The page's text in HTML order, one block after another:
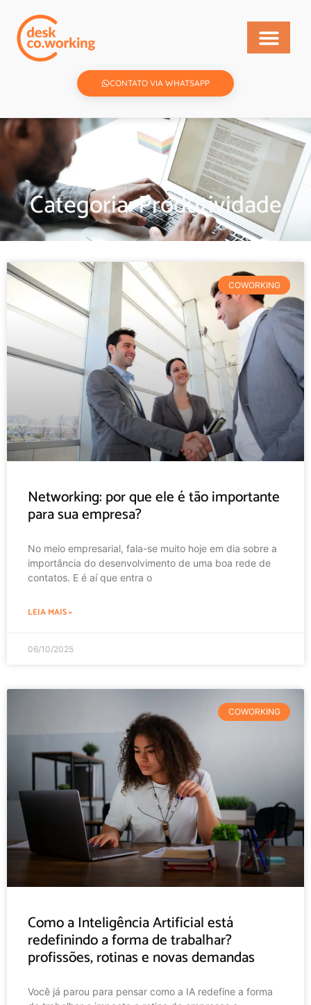
CONTATO VIA WHATSAPP
Categoria: Produtividade
COWORKING
Networking: por que ele é tão importante
para sua empresa?
No meio empresarial, fala-se muito hoje em dia sobre a
importância do desenvolvimento de uma boa rede de
contatos. E é aí que entra o
LEIA MAIS »
06/10/2025
COWORKING
Como a Inteligência Artificial está
redefinindo a forma de trabalhar?
profissões, rotinas e novas demandas
Você já parou para pensar como a IA redefine a forma